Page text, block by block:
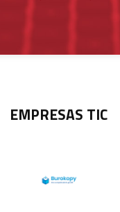
EMPRESAS TIC